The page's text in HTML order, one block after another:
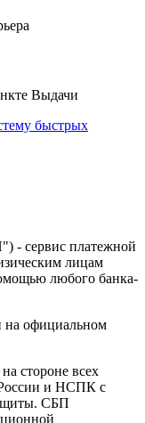
Выдачи
быстрых
- сервис платежной
лицам
любого банка-
на официальном
стороне всех
России и НСПК с
СБП